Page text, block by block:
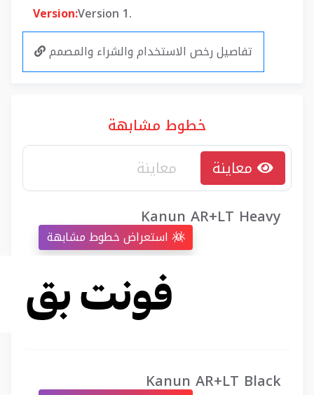
Version:Version 1.
تفاصيل رخص الاستخدام والشراء والمصمم
خطوط مشابهة
Kanun AR+LT Heavy
Kanun AR+LT Black